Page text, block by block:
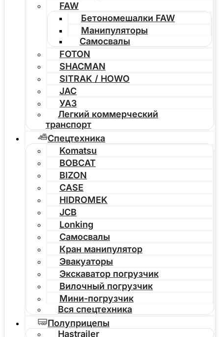
FAW
Бетономешалки FAW
Манипуляторы
Самосвалы
FOTON
SHACMAN
SITRAK / HOWO
JAC
УАЗ
Легкий коммерческий
транспорт
Спецтехника
Komatsu
BOBCAT
BIZON
CASE
HIDROMEK
JCB
Lonking
Самосвалы
Кран манипулятор
Эвакуаторы
Экскаватор погрузчик
Вилочный погрузчик
Мини-погрузчик
Вся спецтехника
Полуприцепы
Hastrailer